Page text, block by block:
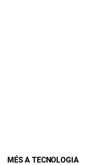
MÉS A TECNOLOGIA